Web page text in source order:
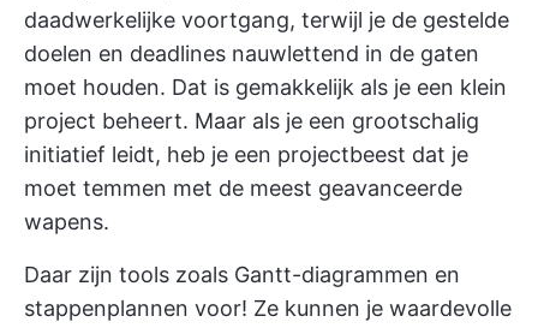
daadwerkelijke voortgang, terwijl je de gestelde
doelen en deadlines nauwlettend in de gaten
moet houden. Dat is gemakkelijk als je een klein
project beheert. Maar als je een grootschalig
initiatief leidt, heb je een projectbeest dat je
moet temmen met de meest geavanceerde
wapens.
Daar zijn tools zoals Gantt-diagrammen en
stappenplannen voor! Ze kunnen je waardevolle